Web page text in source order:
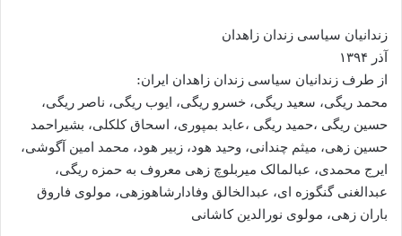
زندانیان سیاسی زندان زاهدان
آذر ۱۳۹۴
از طرف زندانیان سیاسی زندان زاهدان ایران:
محمد ریگی، سعید ریگی، خسرو ریگی، ایوب ریگی، ناصر ریگی،
حسین ریگی ،حمید ریگی ،عابد بمپوری، اسحاق کلکلی، بشیراحمد
حسین زهی، میثم چندانی، وحید هود، زبیر هود، محمد امین آگوشی،
ایرج محمدی، عبالمالک میربلوچ زهی معروف به حمزه ریگی،
عبدالغنی گنگوزه ای، عبدالخالق وفادارشاهوزهی، مولوی فاروق
باران زهی، مولوی نورالدین کاشانی